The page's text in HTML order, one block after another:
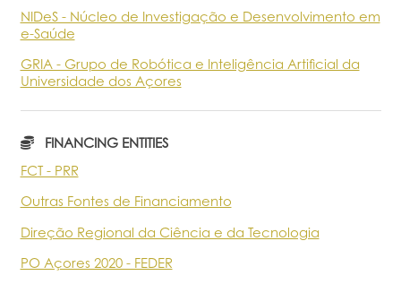
Portal do Investigador
NIDeS - Núcleo de Investigação e Desenvolvimento em
e-Saúde
GRIA - Grupo de Robótica e Inteligência Artificial da
Universidade dos Açores
FINANCING ENTITIES
FCT - PRR
Outras Fontes de Financiamento
Direção Regional da Ciência e da Tecnologia
PO Açores 2020 - FEDER